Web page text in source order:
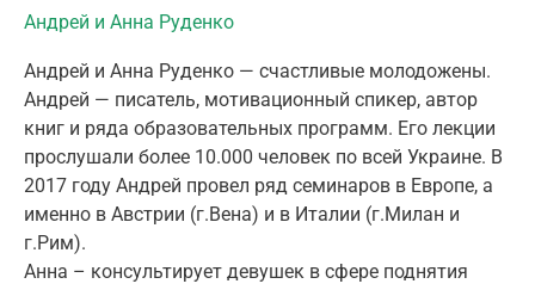
Андрей и Анна Руденко
Андрей и Анна Руденко — счастливые молодожены.
Андрей — писатель, мотивационный спикер, автор
книг и ряда образовательных программ. Его лекции
прослушали более 10.000 человек по всей Украине. В
2017 году Андрей провел ряд семинаров в Европе, а
именно в Австрии (г.Вена) и в Италии (г.Милан и
г.Рим).
Анна – консультирует девушек в сфере поднятия